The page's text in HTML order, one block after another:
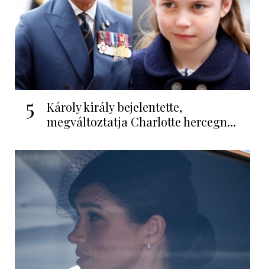
5
Károly király bejelentette,
megváltoztatja Charlotte hercegn...